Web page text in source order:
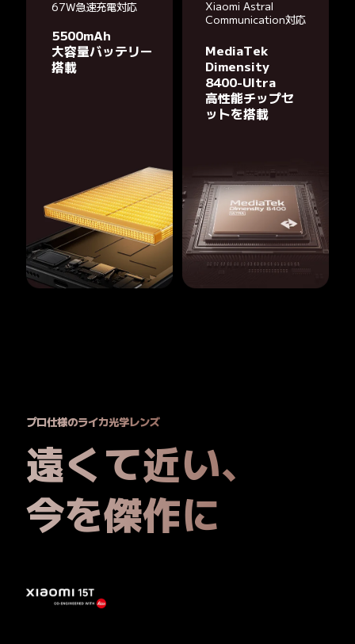
67W急速充電対応
5500mAh
大容量バッテリー
搭載
Xiaomi Astral
Communication対応
MediaTek
Dimensity
8400-Ultra
高性能チップセ
ットを搭載
プロ仕様のライカ光学レンズ
遠くて近い、
今を傑作に